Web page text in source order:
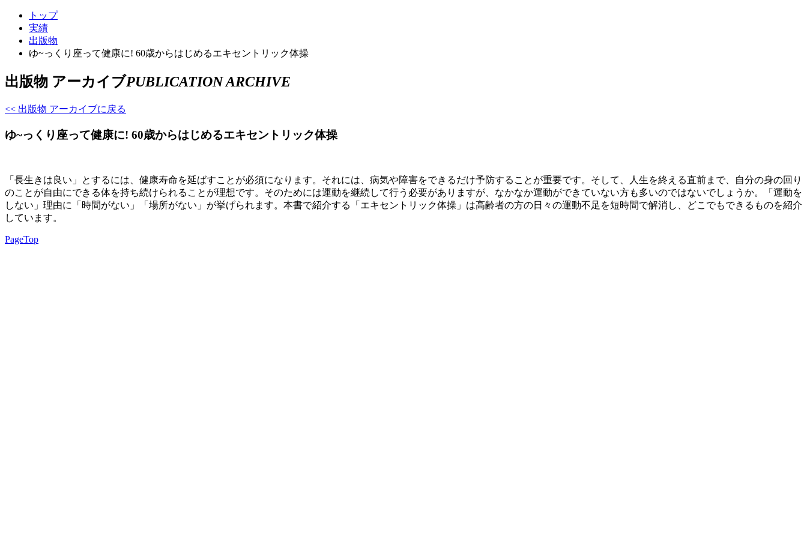
トップ
実績
出版物
ゆ~っくり座って健康に! 60歳からはじめるエキセントリック体操
出版物 アーカイブPUBLICATION ARCHIVE
<< 出版物 アーカイブに戻る
ゆ~っくり座って健康に! 60歳からはじめるエキセントリック体操
「長生きは良い」とするには、健康寿命を延ばすことが必須になります。それには、病気や障害をできるだけ予防することが重要です。そして、人生を終える直前まで、自分の身の回り
のことが自由にできる体を持ち続けられることが理想です。そのためには運動を継続して行う必要がありますが、なかなか運動ができていない方も多いのではないでしょうか。「運動を
しない」理由に「時間がない」「場所がない」が挙げられます。本書で紹介する「エキセントリック体操」は高齢者の方の日々の運動不足を短時間で解消し、どこでもできるものを紹介
しています。
PageTop